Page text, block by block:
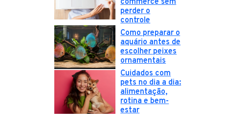
perder o
controle
Como preparar o
aquário antes de
escolher peixes
ornamentais
Cuidados com
pets no dia a dia:
alimentação,
rotina e bem-
estar